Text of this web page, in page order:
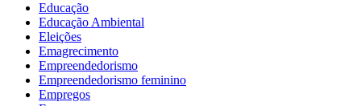
Educação
Educação Ambiental
Eleições
Emagrecimento
Empreendedorismo
Empreendedorismo feminino
Empregos